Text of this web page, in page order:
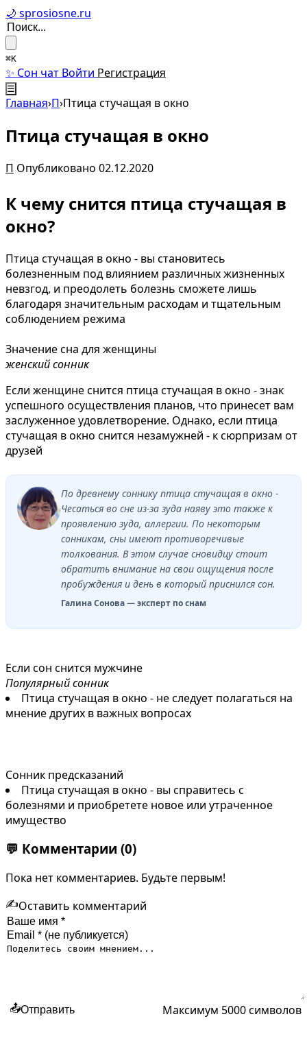
🌙 sprosiosne.ru
⌘K
✨ Сон чат Войти Регистрация
☰
Главная›П›Птица стучащая в окно
Птица стучащая в окно
П Опубликовано 02.12.2020
К чему снится птица стучащая в
окно?
Птица стучащая в окно - вы становитесь
болезненным под влиянием различных жизненных
невзгод, и преодолеть болезнь сможете лишь
благодаря значительным расходам и тщательным
соблюдением режима
Значение сна для женщины
женский сонник
Если женщине снится птица стучащая в окно - знак
успешного осуществления планов, что принесет вам
заслуженное удовлетворение. Однако, если птица
стучащая в окно снится незамужней - к сюрпризам от
друзей
По древнему соннику птица стучащая в окно -
Чесаться во сне из-за зуда наяву это также к
проявлению зуда, аллергии. По некоторым
сонникам, сны имеют противоречивые
толкования. В этом случае сновидцу стоит
обратить внимание на свои ощущения после
пробуждения и день в который приснился сон.
Галина Сонова — эксперт по снам
Если сон снится мужчине
Популярный сонник
Птица стучащая в окно - не следует полагаться на
мнение других в важных вопросах
Сонник предсказаний
Птица стучащая в окно - вы справитесь с
болезнями и приобретете новое или утраченное
имущество
💬 Комментарии (0)
Пока нет комментариев. Будьте первым!
✍️Оставить комментарий
📤Отправить Максимум 5000 символов